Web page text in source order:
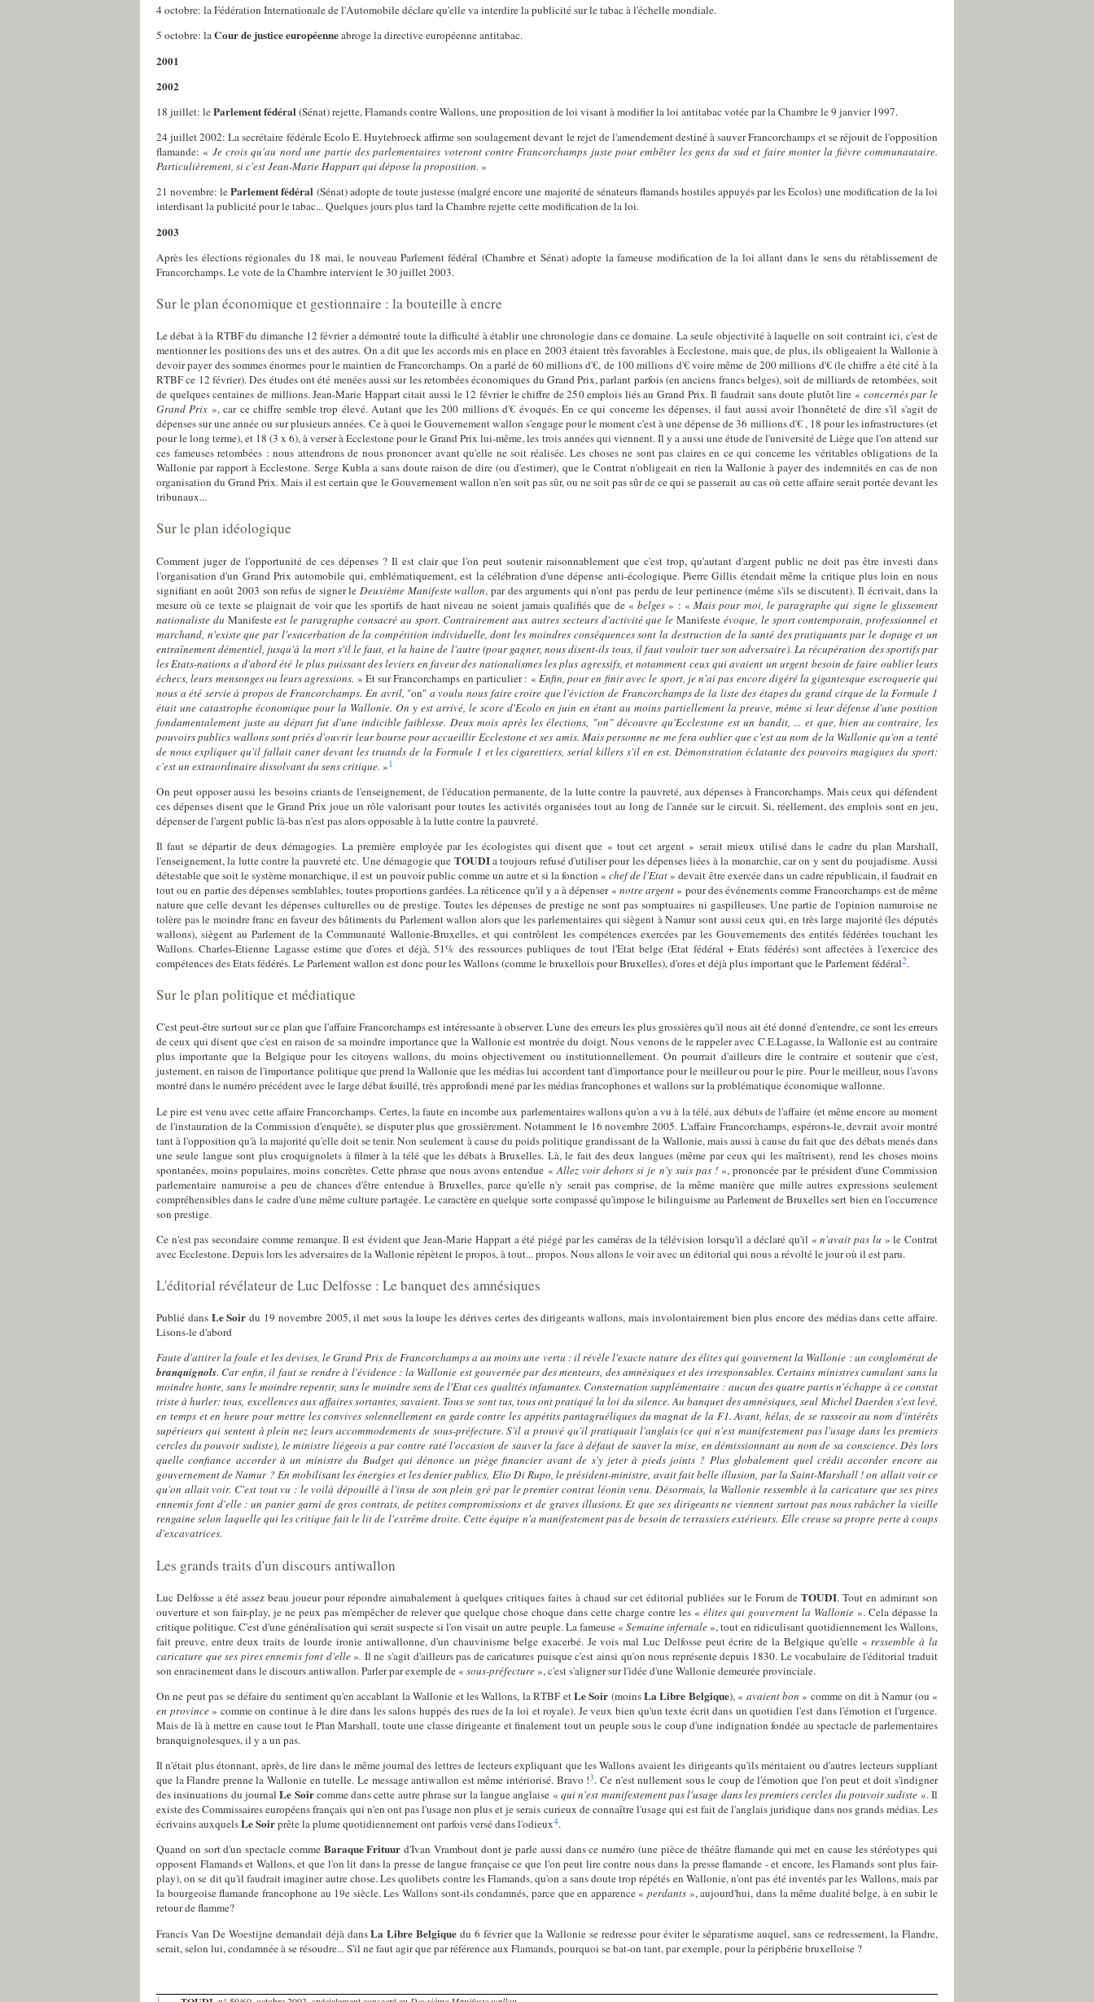
4 octobre: la Fédération Internationale de l'Automobile déclare qu'elle va interdire la publicité sur le tabac à l'échelle mondiale.
5 octobre: laCour de justice européenneabroge la directive européenne antitabac.
2001
2002
18 juillet: leParlement fédéral(Sénat) rejette, Flamands contre Wallons, une proposition de loi visant à modifier la loi antitabac votée par la Chambre le 9 janvier 1997.
24 juillet 2002: La secrétaire fédérale Ecolo E. Huytebroeck affirme son soulagement devant le rejet de l'amendement destiné à sauver Francorchamps et se réjouit de l'opposition
flamande: « Je crois qu'au nord une partie des parlementaires voteront contre Francorchamps juste pour embêter les gens du sud et faire monter la fièvre communautaire.
Particulièrement, si c'est Jean-Marie Happart qui dépose la proposition. »
21 novembre: leParlement fédéral (Sénat) adopte de toute justesse (malgré encore une majorité de sénateurs flamands hostiles appuyés par les Écolos) une modification de la loi
interdisant la publicité pour le tabac... Quelques jours plus tard la Chambre rejette cette modification de la loi.
2003
Après les élections régionales du 18 mai, le nouveau Parlement fédéral (Chambre et Sénat) adopte la fameuse modification de la loi allant dans le sens du rétablissement de
Francorchamps. Le vote de la Chambre intervient le 30 juillet 2003.
Sur le plan économique et gestionnaire : la bouteille à encre
Le débat à la RTBF du dimanche 12 février a démontré toute la difficulté à établir une chronologie dans ce domaine. La seule objectivité à laquelle on soit contraint ici, c'est de
mentionner les positions des uns et des autres. On a dit que les accords mis en place en 2003 étaient très favorables à Ecclestone, mais que, de plus, ils obligeaient la Wallonie à
devoir payer des sommes énormes pour le maintien de Francorchamps. On a parlé de 60 millions d'€, de 100 millions d'€ voire même de 200 millions d'€ (le chiffre a été cité à la
RTBF ce 12 février). Des études ont été menées aussi sur les retombées économiques du Grand Prix, parlant parfois (en anciens francs belges), soit de milliards de retombées, soit
de quelques centaines de millions. Jean-Marie Happart citait aussi le 12 février le chiffre de 250 emplois liés au Grand Prix. Il faudrait sans doute plutôt lire « concernés par le
Grand Prix », car ce chiffre semble trop élevé. Autant que les 200 millions d'€ évoqués. En ce qui concerne les dépenses, il faut aussi avoir l'honnêteté de dire s'il s'agit de
dépenses sur une année ou sur plusieurs années. Ce à quoi le Gouvernement wallon s'engage pour le moment c'est à une dépense de 36 millions d'€ , 18 pour les infrastructures (et
pour le long terme), et 18 (3 x 6), à verser à Ecclestone pour le Grand Prix lui-même, les trois années qui viennent. Il y a aussi une étude de l'université de Liège que l'on attend sur
ces fameuses retombées : nous attendrons de nous prononcer avant qu'elle ne soit réalisée. Les choses ne sont pas claires en ce qui concerne les véritables obligations de la
Wallonie par rapport à Ecclestone. Serge Kubla a sans doute raison de dire (ou d'estimer), que le Contrat n'obligeait en rien la Wallonie à payer des indemnités en cas de non
organisation du Grand Prix. Mais il est certain que le Gouvernement wallon n'en soit pas sûr, ou ne soit pas sûr de ce qui se passerait au cas où cette affaire serait portée devant les
tribunaux...
Sur le plan idéologique
Comment juger de l'opportunité de ces dépenses ? Il est clair que l'on peut soutenir raisonnablement que c'est trop, qu'autant d'argent public ne doit pas être investi dans
l'organisation d'un Grand Prix automobile qui, emblématiquement, est la célébration d'une dépense anti-écologique. Pierre Gillis étendait même la critique plus loin en nous
signifiant en août 2003 son refus de signer le Deuxième Manifeste wallon, par des arguments qui n'ont pas perdu de leur pertinence (même s'ils se discutent). Il écrivait, dans la
mesure où ce texte se plaignait de voir que les sportifs de haut niveau ne soient jamais qualifiés que de «belges » : « Mais pour moi, le paragraphe qui signe le glissement
nationaliste du Manifesteest le paragraphe consacré au sport. Contrairement aux autres secteurs d'activité que le Manifeste évoque, le sport contemporain, professionnel et
marchand, n'existe que par l'exacerbation de la compétition individuelle, dont les moindres conséquences sont la destruction de la santé des pratiquants par le dopage et un
entraînement démentiel, jusqu'à la mort s'il le faut, et la haine de l'autre (pour gagner, nous disent-ils tous, il faut vouloir tuer son adversaire). La récupération des sportifs par
les Etats-nations a d'abord été le plus puissant des leviers en faveur des nationalismes les plus agressifs, et notamment ceux qui avaient un urgent besoin de faire oublier leurs
échecs, leurs mensonges ou leurs agressions. » Et sur Francorchamps en particulier : « Enfin, pour en finir avec le sport, je n'ai pas encore digéré la gigantesque escroquerie qui
nous a été servie à propos de Francorchamps. En avril, "on" a voulu nous faire croire que l'éviction de Francorchamps de la liste des étapes du grand cirque de la Formule 1
était une catastrophe économique pour la Wallonie. On y est arrivé, le score d'Ecolo en juin en étant au moins partiellement la preuve, même si leur défense d'une position
fondamentalement juste au départ fut d'une indicible faiblesse. Deux mois après les élections, "on" découvre qu'Ecclestone est un bandit, ... et que, bien au contraire, les
pouvoirs publics wallons sont priés d'ouvrir leur bourse pour accueillir Ecclestone et ses amis. Mais personne ne me fera oublier que c'est au nom de la Wallonie qu'on a tenté
de nous expliquer qu'il fallait caner devant les truands de la Formule 1 et les cigarettiers, serial killers s'il en est. Démonstration éclatante des pouvoirs magiques du sport:
c'est un extraordinaire dissolvant du sens critique. »1
On peut opposer aussi les besoins criants de l'enseignement, de l'éducation permanente, de la lutte contre la pauvreté, aux dépenses à Francorchamps. Mais ceux qui défendent
ces dépenses disent que le Grand Prix joue un rôle valorisant pour toutes les activités organisées tout au long de l'année sur le circuit. Si, réellement, des emplois sont en jeu,
dépenser de l'argent public là-bas n'est pas alors opposable à la lutte contre la pauvreté.
Il faut se départir de deux démagogies. La première employée par les écologistes qui disent que « tout cet argent » serait mieux utilisé dans le cadre du plan Marshall,
l'enseignement, la lutte contre la pauvreté etc. Une démagogie que TOUDIa toujours refusé d'utiliser pour les dépenses liées à la monarchie, car on y sent du poujadisme. Aussi
détestable que soit le système monarchique, il est un pouvoir public comme un autre et si la fonction « chef de l'Etat» devait être exercée dans un cadre républicain, il faudrait en
tout ou en partie des dépenses semblables, toutes proportions gardées. La réticence qu'il y a à dépenser « notre argent» pour des événements comme Francorchamps est de même
nature que celle devant les dépenses culturelles ou de prestige. Toutes les dépenses de prestige ne sont pas somptuaires ni gaspilleuses. Une partie de l'opinion namuroise ne
tolère pas le moindre franc en faveur des bâtiments du Parlement wallon alors que les parlementaires qui siègent à Namur sont aussi ceux qui, en très large majorité (les députés
wallons), siègent au Parlement de la Communauté Wallonie-Bruxelles, et qui contrôlent les compétences exercées par les Gouvernements des entités fédérées touchant les
Wallons. Charles-Etienne Lagasse estime que d'ores et déjà, 51% des ressources publiques de tout l'Etat belge (Etat fédéral + Etats fédérés) sont affectées à l'exercice des
compétences des Etats fédérés. Le Parlement wallon est donc pour les Wallons (comme le bruxellois pour Bruxelles), d'ores et déjà plus important que le Parlement fédéral2.
Sur le plan politique et médiatique
C'est peut-être surtout sur ce plan que l'affaire Francorchamps est intéressante à observer. L'une des erreurs les plus grossières qu'il nous ait été donné d'entendre, ce sont les erreurs
de ceux qui disent que c'est en raison de sa moindre importance que la Wallonie est montrée du doigt. Nous venons de le rappeler avec C.E.Lagasse, la Wallonie est au contraire
plus importante que la Belgique pour les citoyens wallons, du moins objectivement ou institutionnellement. On pourrait d'ailleurs dire le contraire et soutenir que c'est,
justement, en raison de l'importance politique que prend la Wallonie que les médias lui accordent tant d'importance pour le meilleur ou pour le pire. Pour le meilleur, nous l'avons
montré dans le numéro précédent avec le large débat fouillé, très approfondi mené par les médias francophones et wallons sur la problématique économique wallonne.
Le pire est venu avec cette affaire Francorchamps. Certes, la faute en incombe aux parlementaires wallons qu'on a vu à la télé, aux débuts de l'affaire (et même encore au moment
de l'instauration de la Commission d'enquête), se disputer plus que grossièrement. Notamment le 16 novembre 2005. L'affaire Francorchamps, espérons-le, devrait avoir montré
tant à l'opposition qu'à la majorité qu'elle doit se tenir. Non seulement à cause du poids politique grandissant de la Wallonie, mais aussi à cause du fait que des débats menés dans
une seule langue sont plus croquignolets à filmer à la télé que les débats à Bruxelles. Là, le fait des deux langues (même par ceux qui les maîtrisent), rend les choses moins
spontanées, moins populaires, moins concrètes. Cette phrase que nous avons entendue « Allez voir dehors si je n'y suis pas !», prononcée par le président d'une Commission
parlementaire namuroise a peu de chances d'être entendue à Bruxelles, parce qu'elle n'y serait pas comprise, de la même manière que mille autres expressions seulement
compréhensibles dans le cadre d'une même culture partagée. Le caractère en quelque sorte compassé qu'impose le bilinguisme au Parlement de Bruxelles sert bien en l'occurrence
son prestige.
Ce n'est pas secondaire comme remarque. Il est évident que Jean-Marie Happart a été piégé par les caméras de la télévision lorsqu'il a déclaré qu'il « n'avait pas lu » le Contrat
avec Ecclestone. Depuis lors les adversaires de la Wallonie répètent le propos, à tout... propos. Nous allons le voir avec un éditorial qui nous a révolté le jour où il est paru.
L'éditorial révélateur de Luc Delfosse : Le banquet des amnésiques
Publié dans Le Soir du 19 novembre 2005, il met sous la loupe les dérives certes des dirigeants wallons, mais involontairement bien plus encore des médias dans cette affaire.
Lisons-le d'abord
Faute d'attirer la foule et les devises, le Grand Prix de Francorchamps a au moins une vertu : il révèle l'exacte nature des élites qui gouvernent la Wallonie : un conglomérat de
branquignols. Car enfin, il faut se rendre à l'évidence : la Wallonie est gouvernée par des menteurs, des amnésiques et des irresponsables. Certains ministres cumulant sans la
moindre honte, sans le moindre repentir, sans le moindre sens de l'Etat ces qualités infamantes. Consternation supplémentaire : aucun des quatre partis n'échappe à ce constat
triste à hurler: tous, excellences aux affaires sortantes, savaient. Tous se sont tus, tous ont pratiqué la loi du silence. Au banquet des amnésiques, seul Michel Daerden s'est levé,
en temps et en heure pour mettre les convives solennellement en garde contre les appétits pantagruéliques du magnat de la F1. Avant, hélas, de se rasseoir au nom d'intérêts
supérieurs qui sentent à plein nez leurs accommodements de sous-préfecture. S'il a prouvé qu'il pratiquait l'anglais (ce qui n'est manifestement pas l'usage dans les premiers
cercles du pouvoir sudiste), le ministre liégeois a par contre raté l'occasion de sauver la face à défaut de sauver la mise, en démissionnant au nom de sa conscience. Dès lors
quelle confiance accorder à un ministre du Budget qui dénonce un piège financier avant de s'y jeter à pieds joints ? Plus globalement quel crédit accorder encore au
gouvernement de Namur ? En mobilisant les énergies et les denier publics, Elio Di Rupo, le président-ministre, avait fait belle illusion, par la Saint-Marshall ! on allait voir ce
qu'on allait voir. C'est tout vu : le voilà dépouillé à l'insu de son plein gré par le premier contrat léonin venu. Désormais, la Wallonie ressemble à la caricature que ses pires
ennemis font d'elle : un panier garni de gros contrats, de petites compromissions et de graves illusions. Et que ses dirigeants ne viennent surtout pas nous rabâcher la vieille
rengaine selon laquelle qui les critique fait le lit de l'extrême droite. Cette équipe n'a manifestement pas de besoin de terrassiers extérieurs. Elle creuse sa propre perte à coups
d'excavatrices.
Les grands traits d'un discours antiwallon
Luc Delfosse a été assez beau joueur pour répondre aimabalement à quelques critiques faites à chaud sur cet éditorial publiées sur le Forum de TOUDI. Tout en admirant son
ouverture et son fair-play, je ne peux pas m'empêcher de relever que quelque chose choque dans cette charge contre les « élites qui gouvernent la Wallonie ». Cela dépasse la
critique politique. C'est d'une généralisation qui serait suspecte si l'on visait un autre peuple. La fameuse « Semaine infernale», tout en ridiculisant quotidiennement les Wallons,
fait preuve, entre deux traits de lourde ironie antiwallonne, d'un chauvinisme belge exacerbé. Je vois mal Luc Delfosse peut écrire de la Belgique qu'elle «ressemble à la
caricature que ses pires ennemis font d'elle ». Il ne s'agit d'ailleurs pas de caricatures puisque c'est ainsi qu'on nous représente depuis 1830. Le vocabulaire de l'éditorial traduit
son enracinement dans le discours antiwallon. Parler par exemple de « sous-préfecture», c'est s'aligner sur l'idée d'une Wallonie demeurée provinciale.
On ne peut pas se défaire du sentiment qu'en accablant la Wallonie et les Wallons, la RTBF etLe Soir (moinsLa Libre Belgique), « avaient bon » comme on dit à Namur (ou «
en province» comme on continue à le dire dans les salons huppés des rues de la loi et royale). Je veux bien qu'un texte écrit dans un quotidien l'est dans l'émotion et l'urgence.
Mais de là à mettre en cause tout le Plan Marshall, toute une classe dirigeante et finalement tout un peuple sous le coup d'une indignation fondée au spectacle de parlementaires
branquignolesques, il y a un pas.
Il n'était plus étonnant, après, de lire dans le même journal des lettres de lecteurs expliquant que les Wallons avaient les dirigeants qu'ils méritaient ou d'autres lecteurs suppliant
que la Flandre prenne la Wallonie en tutelle. Le message antiwallon est même intériorisé. Bravo !3. Ce n'est nullement sous le coup de l'émotion que l'on peut et doit s'indigner
des insinuations du journal Le Soircomme dans cette autre phrase sur la langue anglaise « qui n'est manifestement pas l'usage dans les premiers cercles du pouvoir sudiste ». Il
existe des Commissaires européens français qui n'en ont pas l'usage non plus et je serais curieux de connaître l'usage qui est fait de l'anglais juridique dans nos grands médias. Les
écrivains auxquelsLe Soirprête la plume quotidiennement ont parfois versé dans l'odieux4.
Quand on sort d'un spectacle comme Baraque Frituur d'Ivan Vrambout dont je parle aussi dans ce numéro (une pièce de théâtre flamande qui met en cause les stéréotypes qui
opposent Flamands et Wallons, et que l'on lit dans la presse de langue française ce que l'on peut lire contre nous dans la presse flamande - et encore, les Flamands sont plus fair-
play), on se dit qu'il faudrait imaginer autre chose. Les quolibets contre les Flamands, qu'on a sans doute trop répétés en Wallonie, n'ont pas été inventés par les Wallons, mais par
la bourgeoise flamande francophone au 19e siècle. Les Wallons sont-ils condamnés, parce que en apparence «perdants », aujourd'hui, dans la même dualité belge, à en subir le
retour de flamme?
Francis Van De Woestijne demandait déjà dansLa Libre Belgique du 6 février que la Wallonie se redresse pour éviter le séparatisme auquel, sans ce redressement, la Flandre,
serait, selon lui, condamnée à se résoudre... S'il ne faut agir que par référence aux Flamands, pourquoi se bat-on tant, par exemple, pour la périphérie bruxelloise ?